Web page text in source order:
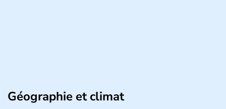
Géographie et climat